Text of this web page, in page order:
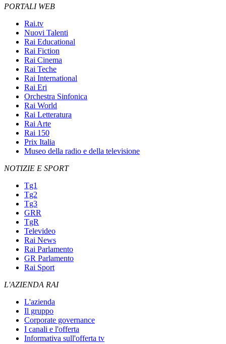
PORTALI WEB
Rai.tv
Nuovi Talenti
Rai Educational
Rai Fiction
Rai Cinema
Rai Teche
Rai International
Rai Eri
Orchestra Sinfonica
Rai World
Rai Letteratura
Rai Arte
Rai 150
Prix Italia
Museo della radio e della televisione
NOTIZIE E SPORT
Tg1
Tg2
Tg3
GRR
TgR
Televideo
Rai News
Rai Parlamento
GR Parlamento
Rai Sport
L'AZIENDA RAI
L'azienda
Il gruppo
Corporate governance
I canali e l'offerta
Informativa sull'offerta tv